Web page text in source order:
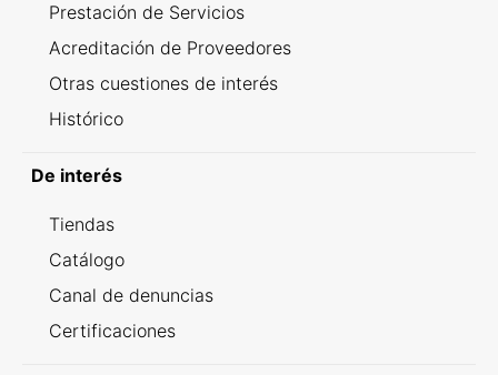
Prestación de Servicios
Acreditación de Proveedores
Otras cuestiones de interés
Histórico
De interés
Tiendas
Catálogo
Canal de denuncias
Certificaciones